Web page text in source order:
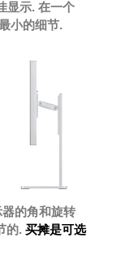
显示. 在一个
小的细节.
的角和旋转
的. 买摊是可选